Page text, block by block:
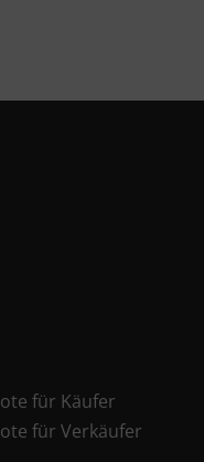
für Käufer
für Verkäufer